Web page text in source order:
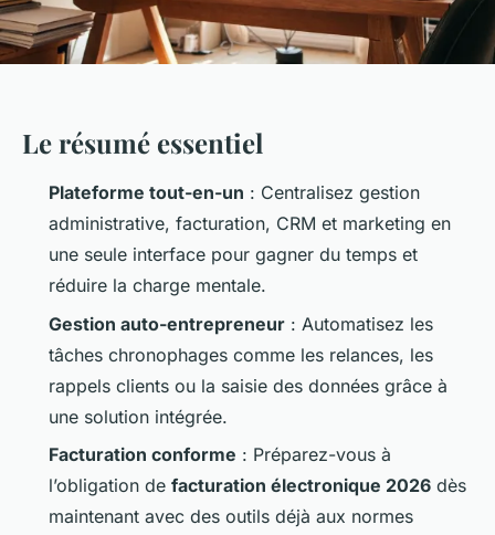
Le résumé essentiel
Plateforme tout-en-un : Centralisez gestion
administrative, facturation, CRM et marketing en
une seule interface pour gagner du temps et
réduire la charge mentale.
Gestion auto-entrepreneur : Automatisez les
tâches chronophages comme les relances, les
rappels clients ou la saisie des données grâce à
une solution intégrée.
Facturation conforme : Préparez-vous à
l’obligation de facturation électronique 2026 dès
maintenant avec des outils déjà aux normes